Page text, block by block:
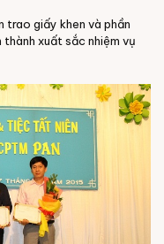
trao giấy khen và phần
xuất sắc nhiệm vụ